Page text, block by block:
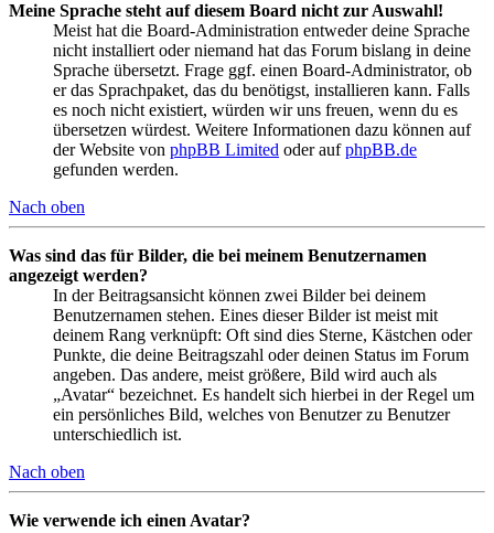
Meine Sprache steht auf diesem Board nicht zur Auswahl!
Meist hat die Board-Administration entweder deine Sprache
nicht installiert oder niemand hat das Forum bislang in deine
Sprache übersetzt. Frage ggf. einen Board-Administrator, ob
er das Sprachpaket, das du benötigst, installieren kann. Falls
es noch nicht existiert, würden wir uns freuen, wenn du es
übersetzen würdest. Weitere Informationen dazu können auf
der Website von phpBB Limited oder aufphpBB.de
gefunden werden.
Nach oben
Was sind das für Bilder, die bei meinem Benutzernamen
angezeigt werden?
In der Beitragsansicht können zwei Bilder bei deinem
Benutzernamen stehen. Eines dieser Bilder ist meist mit
deinem Rang verknüpft: Oft sind dies Sterne, Kästchen oder
Punkte, die deine Beitragszahl oder deinen Status im Forum
angeben. Das andere, meist größere, Bild wird auch als
„Avatar“ bezeichnet. Es handelt sich hierbei in der Regel um
ein persönliches Bild, welches von Benutzer zu Benutzer
unterschiedlich ist.
Nach oben
Wie verwende ich einen Avatar?